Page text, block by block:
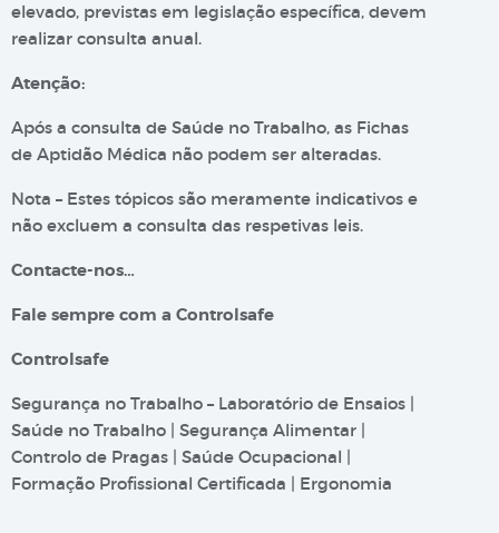
elevado, previstas em legislação específica, devem
realizar consulta anual.
Atenção:
Após a consulta de Saúde no Trabalho, as Fichas
de Aptidão Médica não podem ser alteradas.
Nota – Estes tópicos são meramente indicativos e
não excluem a consulta das respetivas leis.
Contacte-nos…
Fale sempre com a Controlsafe
Controlsafe
Segurança no Trabalho – Laboratório de Ensaios |
Saúde no Trabalho | Segurança Alimentar |
Controlo de Pragas | Saúde Ocupacional |
Formação Profissional Certificada | Ergonomia